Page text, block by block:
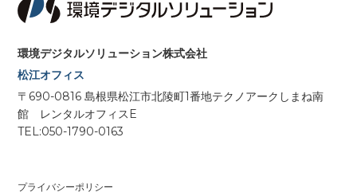
環境デジタルソリューション株式会社
松江オフィス
〒690-0816 島根県松江市北陵町1番地テクノアークしまね南
館 レンタルオフィスE
TEL:050-1790-0163
プライバシーポリシー